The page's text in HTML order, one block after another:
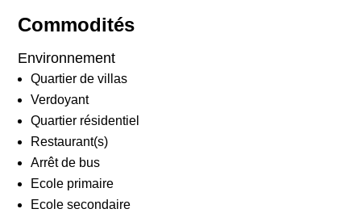
Commodités
Environnement
Quartier de villas
Verdoyant
Quartier résidentiel
Restaurant(s)
Arrêt de bus
Ecole primaire
Ecole secondaire